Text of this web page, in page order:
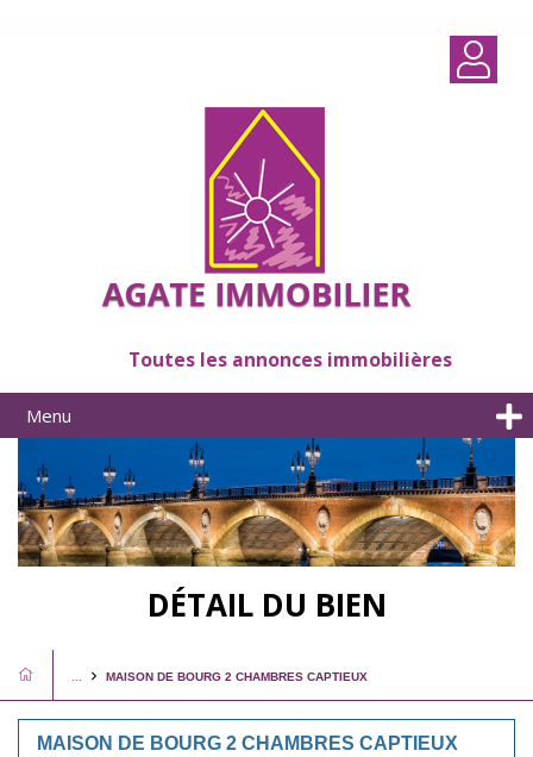
Toutes les annonces immobilières
Menu
DÉTAIL DU BIEN
... MAISON DE BOURG 2 CHAMBRES CAPTIEUX
MAISON DE BOURG 2 CHAMBRES CAPTIEUX